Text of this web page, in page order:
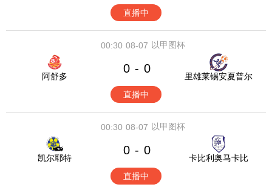
直播中
08-07
00:30 以甲图杯
阿舒多
0 - 0
里雄莱锡安夏普尔
直播中
08-07
00:30 以甲图杯
凯尔耶特
0 - 0
卡比利奥马卡比
直播中